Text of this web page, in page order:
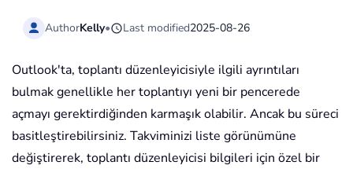
AuthorKelly• Last modified2025-08-26
Outlook'ta, toplantı düzenleyicisiyle ilgili ayrıntıları
bulmak genellikle her toplantıyı yeni bir pencerede
açmayı gerektirdiğinden karmaşık olabilir. Ancak bu süreci
basitleştirebilirsiniz. Takviminizi liste görünümüne
değiştirerek, toplantı düzenleyicisi bilgileri için özel bir